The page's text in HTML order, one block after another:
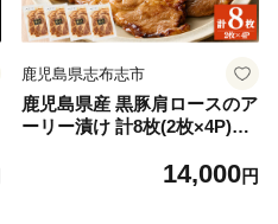
鹿児島県志布志市
鹿児島県産 黒豚肩ロースのア
ーリー漬け 計8枚(2枚×4P)
ず お弁当 時短 簡単調理 冷凍
14,000円